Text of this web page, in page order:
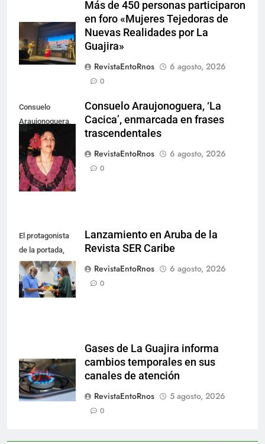
Más de 450 personas participaron
en foro «Mujeres Tejedoras de
Nuevas Realidades por La
Guajira»
RevistaEntoRnos
6 agosto, 2026
0
Consuelo
Araujonoguera,
marcó el rumbo
de la música
vallenata.
Consuelo Araujonoguera, ‘La
Cacica’, enmarcada en frases
trascendentales
RevistaEntoRnos
6 agosto, 2026
0
El protagonista
de la portada,
Ramón Todd
Dandaré.
Lanzamiento en Aruba de la
Revista SER Caribe
RevistaEntoRnos
6 agosto, 2026
0
Gases de La Guajira informa
cambios temporales en sus
canales de atención
RevistaEntoRnos
5 agosto, 2026
0